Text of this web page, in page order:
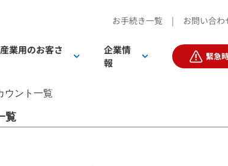
お手続き一覧 | お問い合わ
業用のお客さ
企業情
報
緊急
ウント一覧
覧